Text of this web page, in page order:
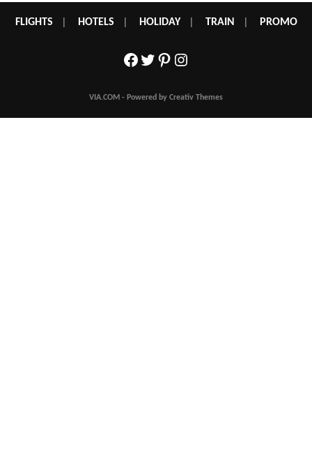
FLIGHTS HOTELS HOLIDAY| TRAIN PROMO
Facebook
Twitter
Pinterest
Instagram
VIA.COM - Powered by Creativ Themes